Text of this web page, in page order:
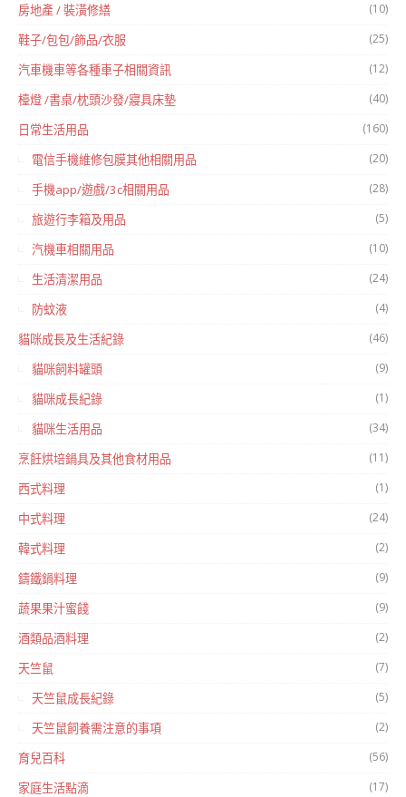
房地產 / 裝潢修繕 (10)
鞋子/包包/飾品/衣服 (25)
汽車機車等各種車子相關資訊 (12)
檯燈 /書桌/枕頭沙發/寢具床墊 (40)
日常生活用品 (160)
電信手機維修包膜其他相關用品 (20)
手機app/遊戲/3c相關用品 (28)
旅遊行李箱及用品 (5)
汽機車相關用品 (10)
生活清潔用品 (24)
防蚊液 (4)
貓咪成長及生活紀錄 (46)
貓咪飼料罐頭 (9)
貓咪成長紀錄 (1)
貓咪生活用品 (34)
烹飪烘培鍋具及其他食材用品 (11)
西式料理 (1)
中式料理 (24)
韓式料理 (2)
鑄鐵鍋料理 (9)
蔬果果汁蜜餞 (9)
酒類品酒料理 (2)
天竺鼠 (7)
天竺鼠成長紀錄 (5)
天竺鼠飼養需注意的事項 (2)
育兒百科 (56)
家庭生活點滴 (17)